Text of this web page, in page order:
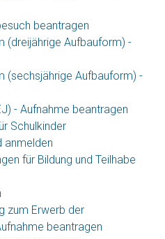
beantragen
(dreijährige Aufbauform) -
(sechsjährige Aufbauform) -
- Aufnahme beantragen
Schulkinder
anmelden
für Bildung und Teilhabe
zum Erwerb der
beantragen